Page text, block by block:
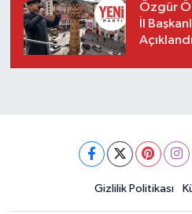
Özgür
İl
Açıklandı
Gizlilik Politikası